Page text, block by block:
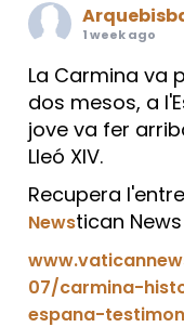
1 week ago
La Carmina va
dos mesos, a
jove va fer
Lleó XIV.
Recupera
Newstican News
07/carmina-
espana-